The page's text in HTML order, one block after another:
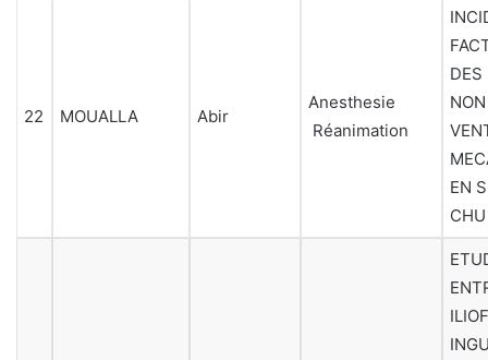
22 MOUALLA Abir
Anesthesie
Réanimation
DES
EN